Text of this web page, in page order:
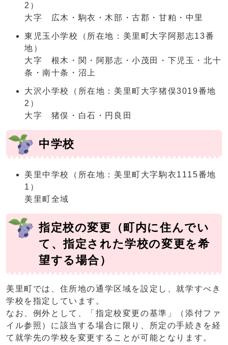
2）
大字 広木・駒衣・木部・古郡・甘粕・中里
東児玉小学校（所在地：美里町大字阿那志13番
地）
大字 根木・関・阿那志・小茂田・下児玉・北十
条・南十条・沼上
大沢小学校（所在地：美里町大字猪俣3019番地
2）
大字 猪俣・白石・円良田
中学校
美里中学校（所在地：美里町大字駒衣1115番地
1）
美里町全域
指定校の変更（町内に住んでい
て、指定された学校の変更を希
望する場合）
美里町では、住所地の通学区域を設定し、就学すべき
学校を指定しています。
なお、例外として、「指定校変更の基準」（添付ファ
イル参照）に該当する場合に限り、所定の手続きを経
て就学先の学校を変更することが可能となります。